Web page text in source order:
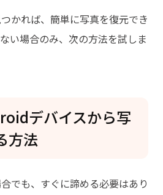
かれば、簡単に写真を復元でき
い場合のみ、次の方法を試しま
デバイスから写
方法
でも、すぐに諦める必要はあり